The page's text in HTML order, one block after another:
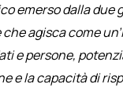
emerso dalla due
che agisca come
e persone,
e la capacità di